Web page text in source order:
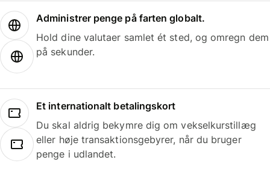
Administrer penge på farten globalt.
Hold dine valutaer samlet ét sted, og omregn dem
på sekunder.
Et internationalt betalingskort
Du skal aldrig bekymre dig om vekselkurstillæg
eller høje transaktionsgebyrer, når du bruger
penge i udlandet.